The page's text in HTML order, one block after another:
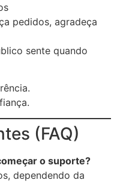
pedidos, agradeça
sente quando
(FAQ)
o suporte?
dependendo da